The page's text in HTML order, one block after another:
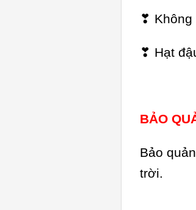
❣ Không
❣ Hạt
BẢO
Bảo
trời.